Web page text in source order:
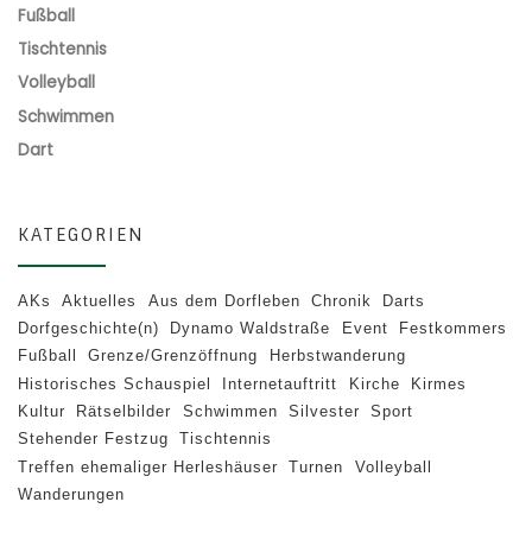
Fußball
Tischtennis
Volleyball
Schwimmen
Dart
KATEGORIEN
AKs Aktuelles Aus dem Dorfleben Chronik
Darts
Dorfgeschichte(n)
Dynamo Waldstraße Event
Festkommers
Fußball
Grenze/Grenzöffnung
Herbstwanderung
Historisches Schauspiel
Internetauftritt Kirche
Kirmes
Kultur
Rätselbilder Schwimmen Silvester
Sport
Stehender Festzug
Tischtennis
Treffen ehemaliger Herleshäuser
Turnen
Volleyball
Wanderungen